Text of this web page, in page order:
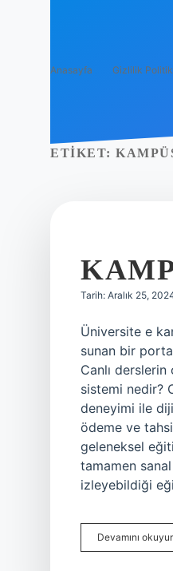
Anasayfa Gizlilik
ETIKET:
Tarih: Aralık 25,
Üniversite e
sunan bir
Canlı derslerin
sistemi nedir?
deneyimi ile
ödeme ve
geleneksel
tamamen
izleyebildiği
Devamını